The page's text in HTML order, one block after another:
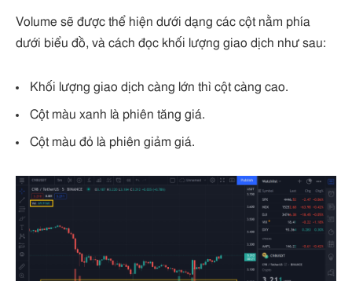
Volume sẽ được thể hiện dưới dạng các cột nằm phía
dưới biểu đồ, và cách đọc khối lượng giao dịch như sau:
Khối lượng giao dịch càng lớn thì cột càng cao.
Cột màu xanh là phiên tăng giá.
Cột màu đỏ là phiên giảm giá.